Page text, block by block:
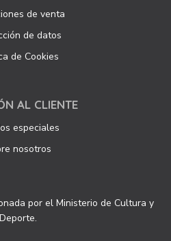
de venta
de datos
de Cookies
AL CLIENTE
especiales
nosotros
por el Ministerio de Cultura y
Deporte.